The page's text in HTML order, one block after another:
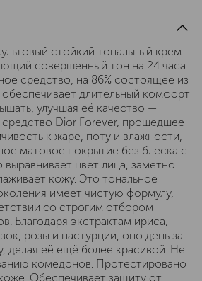
стойкий тональный крем
совершенный тон на 24 часа.
средство, на 86% состоящее из
длительный комфорт
улучшая её качество —
средство Dior Forever, прошедшее
к жаре, поту и влажности,
матовое покрытие без блеска с
цвет лица, заметно
кожу. Это тональное
имеет чистую формулу,
со строгим отбором
Благодаря экстрактам ириса,
розы и настурции, оно день за
делая её ещё более красивой. Не
комедонов. Протестировано
Обеспечивает защиту от